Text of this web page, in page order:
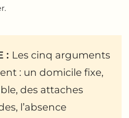
: Les cinq arguments
: un domicile fixe,
des attaches
l’absence